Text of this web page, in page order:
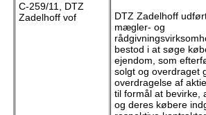
C-259/11, DTZ
Zadelhoff vof
DTZ Zadelhoff
mægler- og
bestod i at søge
ejendom, som
solgt og overdraget
overdragelse af
til formål at bevirke,
og deres købere